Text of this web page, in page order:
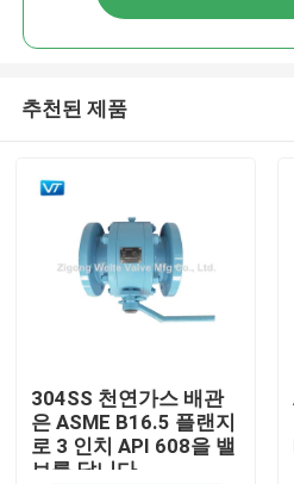
추천된 제품
304SS 천연가스 배관
은 ASME B16.5 플랜지
로 3 인치 API 608을 밸
브를 답니다